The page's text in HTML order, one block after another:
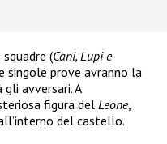
(Cani, Lupi e
singole prove avranno la
avversari. A
figura del Leone,
del castello.